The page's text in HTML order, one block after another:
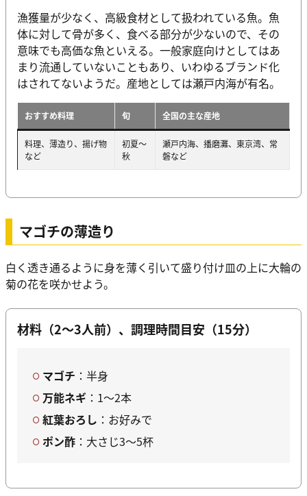
漁獲量が少なく、高級食材として扱われている魚。魚
体に対して骨が多く、食べる部分が少ないので、その
意味でも高価な魚といえる。一般家庭向けとしてはあ
まり流通していないこともあり、いわゆるブランド化
はされてないようだ。産地としては瀬戸内海が有名。
おすすめ料理 旬 全国の主な産地
料理、薄造り、揚げ物
など
初夏～
秋
瀬戸内海、播磨灘、東京湾、常
磐など
マゴチの薄造り
白く透き通るように身を薄く引いて盛り付け皿の上に大輪の
菊の花を咲かせよう。
材料（2～3人前）、調理時間目安（15分）
マゴチ ：半身
万能ネギ ：1～2本
紅葉おろし ：お好みで
ポン酢 ：大さじ3～5杯